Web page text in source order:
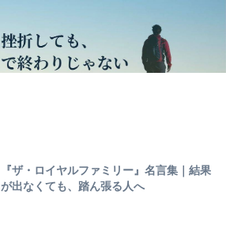
『ザ・ロイヤルファミリー』名言集｜結果
が出なくても、踏ん張る人へ